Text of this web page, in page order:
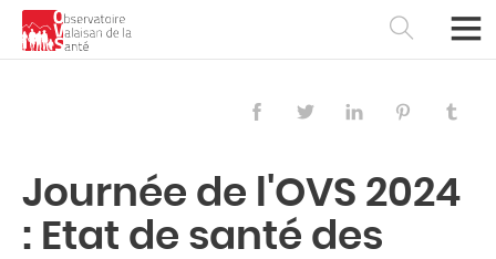
Journée de l'OVS 2024
: Etat de santé des